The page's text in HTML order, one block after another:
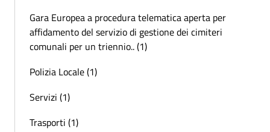
Gara Europea a procedura telematica aperta per
affidamento del servizio di gestione dei cimiteri
comunali per un triennio.. (1)
Polizia Locale (1)
Servizi (1)
Trasporti (1)